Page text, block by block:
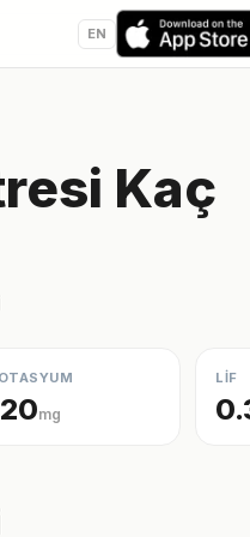
EN
Kaç
mg
LİF